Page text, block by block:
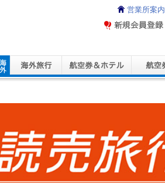
営業所案内